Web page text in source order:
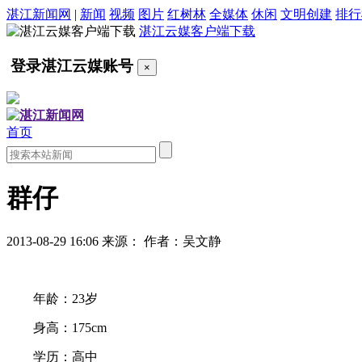
湛江新闻网 | 新闻 视频 图片 红树林 全媒体 休闲 文明创建 排
湛江云媒客户端下载
登录湛江云媒账号 ×
首页
群仔
2013-08-29 16:06 来源： 作者：吴文静
年龄：23岁
身高：175cm
学历：高中